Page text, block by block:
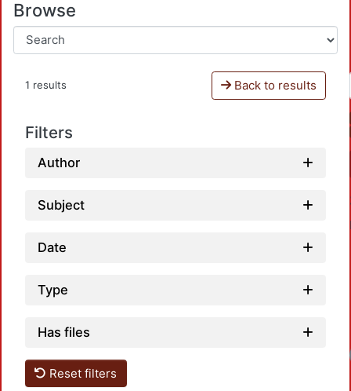
Browse
1 results Back to results
Filters
Author
Subject
Date
Type
Has files
Reset filters